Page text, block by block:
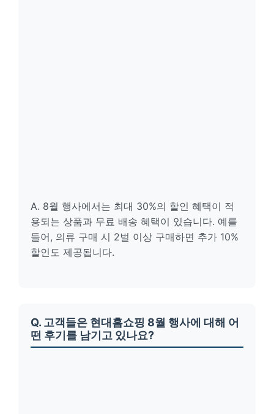
A. 8월 행사에서는 최대 30%의 할인 혜택이 적
용되는 상품과 무료 배송 혜택이 있습니다. 예를
들어, 의류 구매 시 2벌 이상 구매하면 추가 10%
할인도 제공됩니다.
Q. 고객들은 현대홈쇼핑 8월 행사에 대해 어
떤 후기를 남기고 있나요?